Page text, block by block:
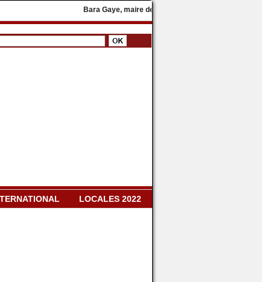
Bara Gaye, maire de Yeumbeul, rejoint le parti
LOCALES 2022